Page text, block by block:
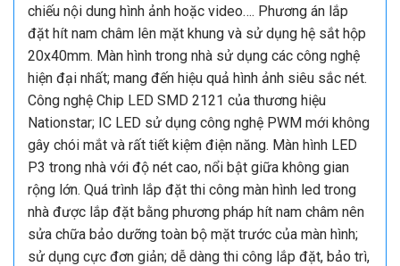
chiếu nội dung hình ảnh hoặc video…. Phương án lắp
đặt hít nam châm lên mặt khung và sử dụng hệ sắt hộp
20x40mm. Màn hình trong nhà sử dụng các công nghệ
hiện đại nhất; mang đến hiệu quả hình ảnh siêu sắc nét.
Công nghệ Chip LED SMD 2121 của thương hiệu
Nationstar; IC LED sử dụng công nghệ PWM mới không
gây chói mắt và rất tiết kiệm điện năng. Màn hình LED
P3 trong nhà với độ nét cao, nổi bật giữa không gian
rộng lớn. Quá trình lắp đặt thi công màn hình led trong
nhà được lắp đặt bằng phương pháp hít nam châm nên
sửa chữa bảo dưỡng toàn bộ mặt trước của màn hình;
sử dụng cực đơn giản; dễ dàng thi công lắp đặt, bảo trì,